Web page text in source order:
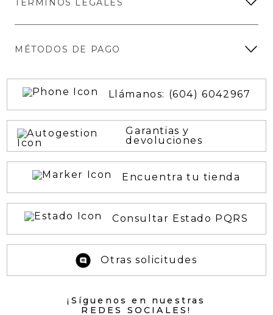
TÉRMINOS LEGALES
MÉTODOS DE PAGO
Llámanos: (604) 6042967
Garantias y
devoluciones
Encuentra tu tienda
Consultar Estado PQRS
Otras solicitudes
¡Síguenos en nuestras
REDES SOCIALES!